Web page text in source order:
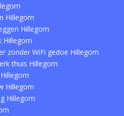
Hillegom
Hillegom
Hillegom
zonder WiFi gedoe Hillegom
thuis Hillegom
Hillegom
Hillegom